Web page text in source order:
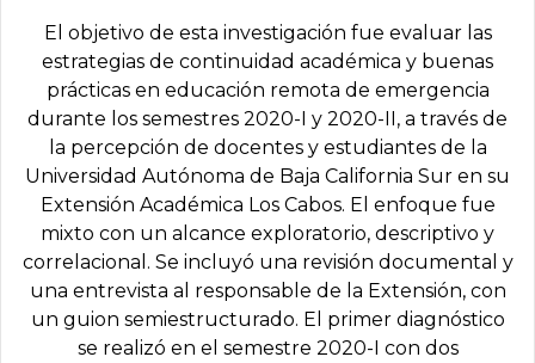
El objetivo de esta investigación fue evaluar las
estrategias de continuidad académica y buenas
prácticas en educación remota de emergencia
durante los semestres 2020-I y 2020-II, a través de
la percepción de docentes y estudiantes de la
Universidad Autónoma de Baja California Sur en su
Extensión Académica Los Cabos. El enfoque fue
mixto con un alcance exploratorio, descriptivo y
correlacional. Se incluyó una revisión documental y
una entrevista al responsable de la Extensión, con
un guion semiestructurado. El primer diagnóstico
se realizó en el semestre 2020-I con dos